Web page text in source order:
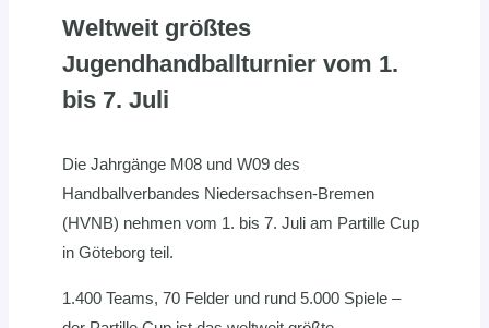
Weltweit größtes
Jugendhandballturnier vom 1.
bis 7. Juli
Die Jahrgänge M08 und W09 des
Handballverbandes Niedersachsen-Bremen
(HVNB) nehmen vom 1. bis 7. Juli am Partille Cup
in Göteborg teil.
1.400 Teams, 70 Felder und rund 5.000 Spiele –